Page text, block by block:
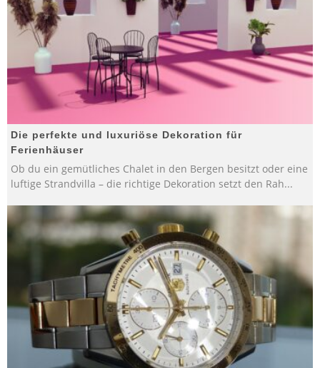
Die perfekte und luxuriöse Dekoration für
Ferienhäuser
Ob du ein gemütliches Chalet in den Bergen besitzt oder eine
luftige Strandvilla – die richtige Dekoration setzt den Rah...